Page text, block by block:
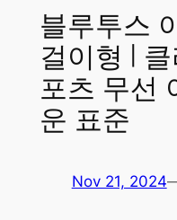
블루투스
걸이형 |
포츠 무선
운 표준
Nov 21, 2024